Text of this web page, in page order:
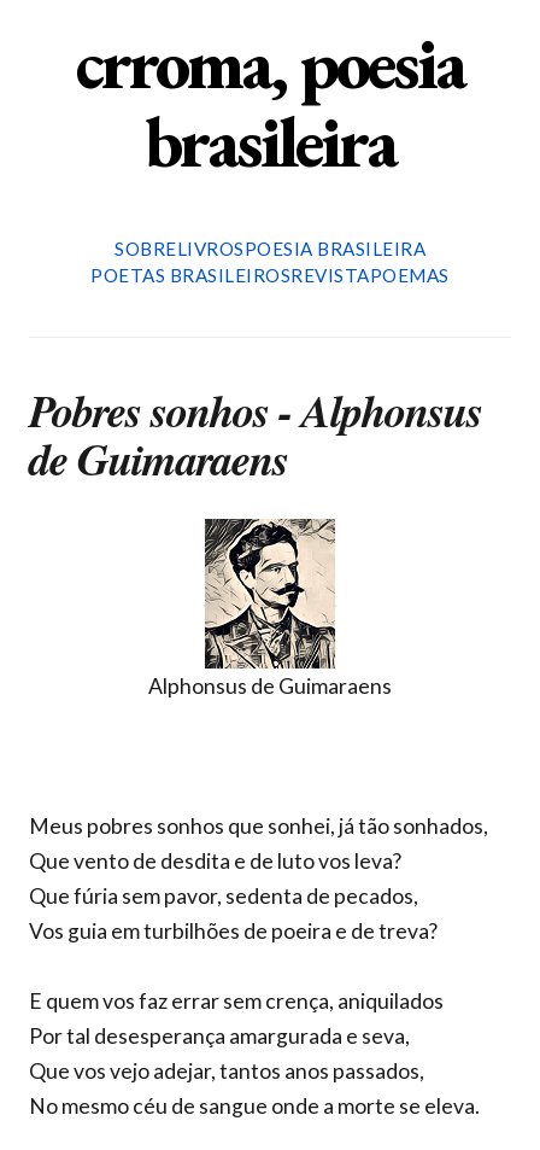
crroma, poesia
brasileira
SOBRELIVROSPOESIA BRASILEIRA
POETAS BRASILEIROSREVISTAPOEMAS
Pobres sonhos - Alphonsus
de Guimaraens
Alphonsus de Guimaraens
Meus pobres sonhos que sonhei, já tão sonhados,
Que vento de desdita e de luto vos leva?
Que fúria sem pavor, sedenta de pecados,
Vos guia em turbilhões de poeira e de treva?
E quem vos faz errar sem crença, aniquilados
Por tal desesperança amargurada e seva,
Que vos vejo adejar, tantos anos passados,
No mesmo céu de sangue onde a morte se eleva.